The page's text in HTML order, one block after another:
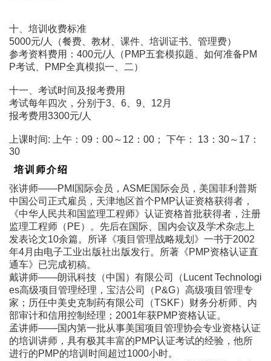
十、培训收费标准
5000元/人（餐费、教材、课件、培训证书、管理费）
参考资料费用：400元/人（PMP五套模拟题、如何准备PM
P考试、PMP全真模拟一、二）
十一、考试时间及报考费用
考试每年四次，分别于3、6、9、12月
报考费用3300元/人
上课时间: 上午：09：00～12：00； 下午： 13：30～17：
30
培训师介绍
张讲师――PMI国际会员，ASME国际会员，美国菲利普斯
中国公司正式雇员，天津地区首个PMP认证资格获得者，
《中华人民共和国监理工程师》认证资格首批获得者，注册
监理工程师（PE）。先后在国际、国内会议及学术杂志上
发表论文10余篇。所译《项目管理战略规划》一书于2002
年4月由电子工业出版社出版发行。所著《PMP资格认证直
通车》已完成初稿。
戴讲师――朗讯科技（中国）有限公司（Lucent Technologi
es高级项目管理经理，宝洁公司（P&G）高级项目管理专
家；历任中美史克制药有限公司（TSKF）财务分析师、内
部审计和信用控制经理；2001年获PMP资格认证。
孟讲师――国内第一批从事美国项目管理协会专业资格认证
的培训讲师，具有极其丰富的PMP认证考试的经验，他所
进行的PMP的培训时间超过1000小时。